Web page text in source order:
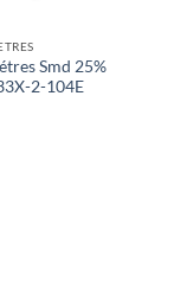
Smd 25%
2-104E